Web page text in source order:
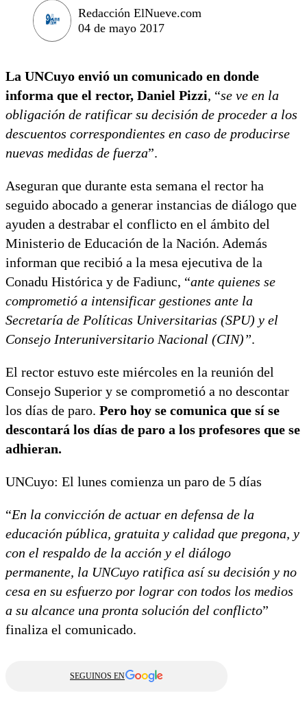
Redacción ElNueve.com
04 de mayo 2017
La UNCuyo envió un comunicado en donde
informa que el rector, Daniel Pizzi, “se ve en la
obligación de ratificar su decisión de proceder a los
descuentos correspondientes en caso de producirse
nuevas medidas de fuerza”.
Aseguran que durante esta semana el rector ha
seguido abocado a generar instancias de diálogo que
ayuden a destrabar el conflicto en el ámbito del
Ministerio de Educación de la Nación. Además
informan que recibió a la mesa ejecutiva de la
Conadu Histórica y de Fadiunc, “ante quienes se
comprometió a intensificar gestiones ante la
Secretaría de Políticas Universitarias (SPU) y el
Consejo Interuniversitario Nacional (CIN)”.
El rector estuvo este miércoles en la reunión del
Consejo Superior y se comprometió a no descontar
los días de paro. Pero hoy se comunica que sí se
descontará los días de paro a los profesores que se
adhieran.
UNCuyo: El lunes comienza un paro de 5 días
“En la convicción de actuar en defensa de la
educación pública, gratuita y calidad que pregona, y
con el respaldo de la acción y el diálogo
permanente, la UNCuyo ratifica así su decisión y no
cesa en su esfuerzo por lograr con todos los medios
a su alcance una pronta solución del conflicto”
finaliza el comunicado.
SEGUINOS EN